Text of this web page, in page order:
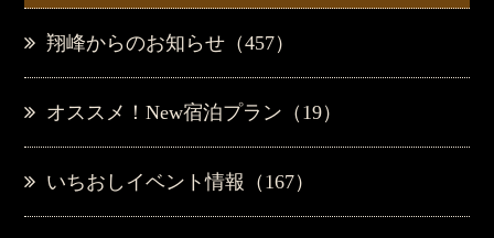
翔峰からのお知らせ（457）
オススメ！New宿泊プラン（19）
いちおしイベント情報（167）